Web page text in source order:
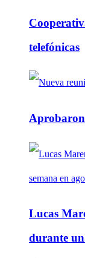
telefónicas
Lucas
durante